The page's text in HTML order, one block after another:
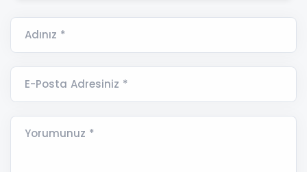
Adınız *
E-Posta Adresiniz *
Yorumunuz *